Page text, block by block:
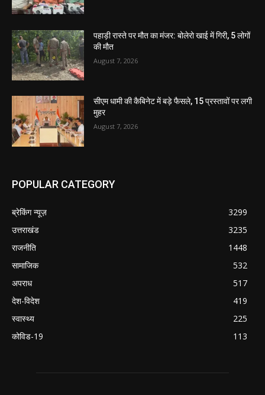
पहाड़ी रास्ते पर मौत का मंजर: बोलेरो खाई में गिरी, 5 लोगों
की मौत
August 7, 2026
सीएम धामी की कैबिनेट में बड़े फैसले, 15 प्रस्तावों पर लगी
मुहर
August 7, 2026
POPULAR CATEGORY
ब्रेकिंग न्यूज़
3299
उत्तराखंड
3235
राजनीति
1448
सामाजिक
532
अपराध
517
देश-विदेश
419
स्वास्थ्य
225
कोविड-19
113